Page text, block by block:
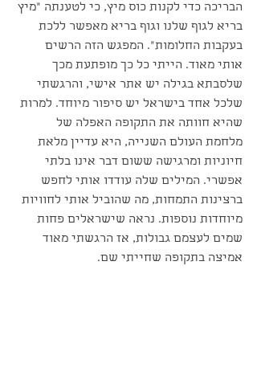
הבריכה כדי לקנות כוס מיץ, כי לטענתה "מיץ
בריא לגוף שלנו וגוף בריא מאפשר ללכת
בעקבות החלומות". המפגש הזה הרשים
אותי מאוד. הייתי כל כך מופתעת מכך
שלסבתא בגילה יש אתר אישי, והרגשתי
שלכל אחד בישראל יש סיפור מיוחד. למרות
שהיא חוותה את התקופה האפלה של
מלחמת העולם השנייה, היא עדיין מלאת
חיוניות ומרגישה ששום דבר אינו בלתי
אפשרי. המילים שלה עודדו אותי לחפש
ברצינות התמחות, מה שהוביל אותי לחוויות
מיוחדות נוספות. נראה שישראלים פחות
שמים לעצמם גבולות, אז הרגשתי מאוד
אמיצה בתקופה שחייתי שם.